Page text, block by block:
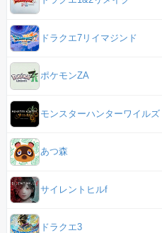
ドラクエ7リイマジンド
ポケモンZA
モンスターハンターワイルズ
あつ森
サイレントヒルf
ドラクエ3